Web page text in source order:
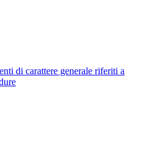
di carattere generale riferiti a